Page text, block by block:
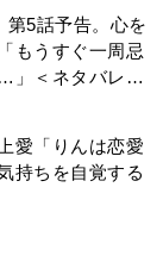
第5話予告。心を
もうすぐ一周忌
」＜ネタバレあ
愛「りんは恋愛
持ちを自覚する